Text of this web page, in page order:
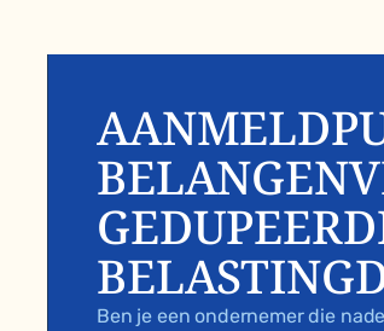
Ben je een ondernemer die